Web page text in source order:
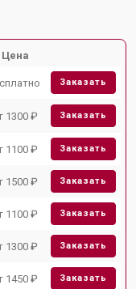
Цена
Заказать
1300 ₽ Заказать
1100 ₽ Заказать
1500 ₽ Заказать
1100 ₽ Заказать
1300 ₽ Заказать
1450 ₽ Заказать